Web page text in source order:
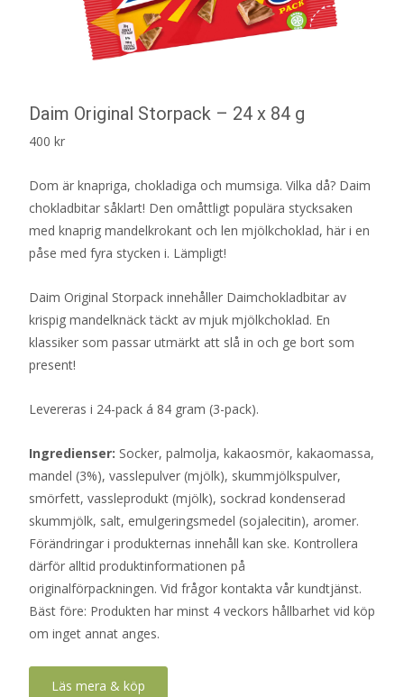
Daim Original Storpack – 24 x 84 g
400 kr
Dom är knapriga, chokladiga och mumsiga. Vilka då? Daim
chokladbitar såklart! Den omåttligt populära stycksaken
med knaprig mandelkrokant och len mjölkchoklad, här i en
påse med fyra stycken i. Lämpligt!
Daim Original Storpack innehåller Daimchokladbitar av
krispig mandelknäck täckt av mjuk mjölkchoklad. En
klassiker som passar utmärkt att slå in och ge bort som
present!
Levereras i 24-pack á 84 gram (3-pack).
Ingredienser: Socker, palmolja, kakaosmör, kakaomassa,
mandel (3%), vasslepulver (mjölk), skummjölkspulver,
smörfett, vassleprodukt (mjölk), sockrad kondenserad
skummjölk, salt, emulgeringsmedel (sojalecitin), aromer.
Förändringar i produkternas innehåll kan ske. Kontrollera
därför alltid produktinformationen på
originalförpackningen. Vid frågor kontakta vår kundtjänst.
Bäst före: Produkten har minst 4 veckors hållbarhet vid köp
om inget annat anges.
Läs mera & köp